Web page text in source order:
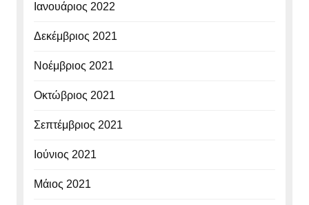
Ιανουάριος 2022
Δεκέμβριος 2021
Νοέμβριος 2021
Οκτώβριος 2021
Σεπτέμβριος 2021
Ιούνιος 2021
Μάιος 2021